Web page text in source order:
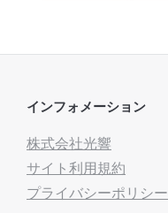
インフォメーション
株式会社光響
サイト利用規約
プライバシーポリシー